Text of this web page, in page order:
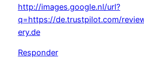
http://images.google.nl/url?
q=https://de.trustpilot.com/
ery.de
Responder